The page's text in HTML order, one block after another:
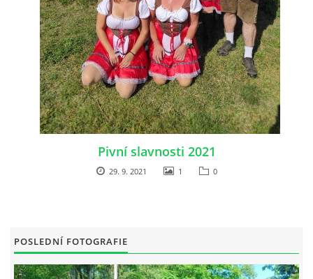
VIDEO
ARCHIV
VODÁCI
KUŽELKY
Pivní slavnosti 2021
29. 9. 2021 1 0
POSLEDNÍ FOTOGRAFIE